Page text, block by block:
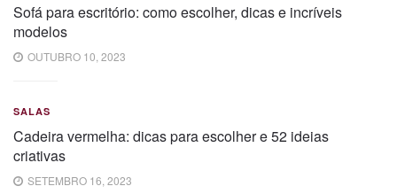
Sofá para escritório: como escolher, dicas e incríveis
modelos
OUTUBRO 10, 2023
SALAS
Cadeira vermelha: dicas para escolher e 52 ideias
criativas
SETEMBRO 16, 2023